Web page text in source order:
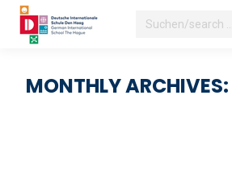
Search:
MONTHLY ARCHIVES: